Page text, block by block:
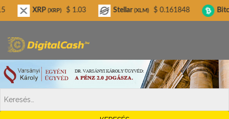
(XRP) $ 1.03 Stellar (XLM) $ 0.161848 Bitcoin Cash
Digitalcash.hu